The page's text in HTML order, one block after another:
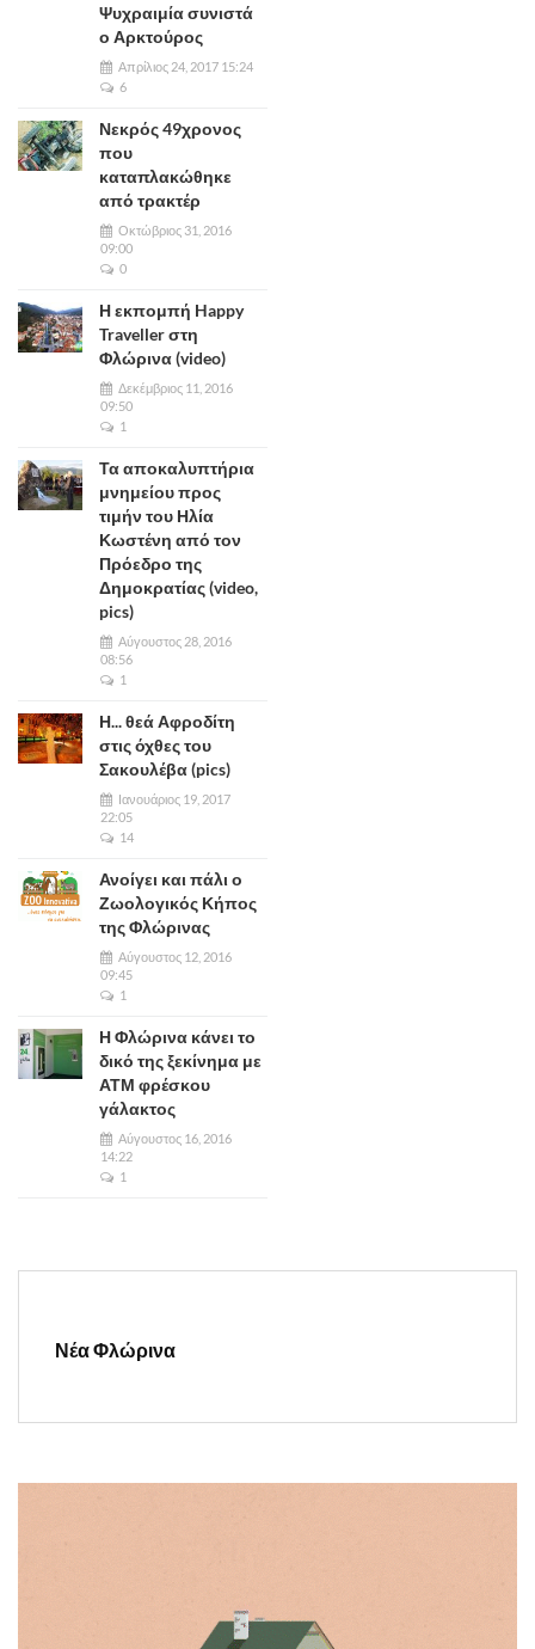
Ψυχραιμία συνιστά
ο Αρκτούρος
Απρίλιος 24, 2017 15:24
6
Νεκρός 49χρονος
που
καταπλακώθηκε
από τρακτέρ
Οκτώβριος 31, 2016
09:00
0
Η εκπομπή Happy
Traveller στη
Φλώρινα (video)
Δεκέμβριος 11, 2016
09:50
1
Τα αποκαλυπτήρια
μνημείου προς
τιμήν του Ηλία
Κωστένη από τον
Πρόεδρο της
Δημοκρατίας (video,
pics)
Αύγουστος 28, 2016
08:56
1
Η... θεά Αφροδίτη
στις όχθες του
Σακουλέβα (pics)
Ιανουάριος 19, 2017
22:05
14
Ανοίγει και πάλι ο
Ζωολογικός Κήπος
της Φλώρινας
Αύγουστος 12, 2016
09:45
1
Η Φλώρινα κάνει το
δικό της ξεκίνημα με
ΑΤΜ φρέσκου
γάλακτος
Αύγουστος 16, 2016
14:22
1
Νέα Φλώρινα